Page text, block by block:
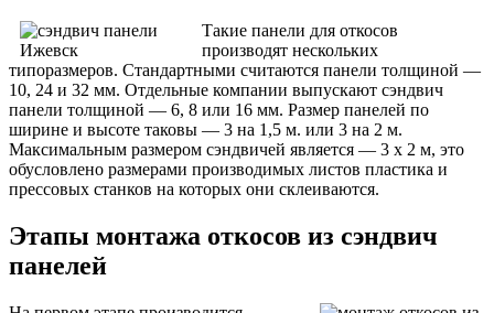
Такие панели для откосов
производят нескольких
типоразмеров. Стандартными считаются панели толщиной —
10, 24 и 32 мм. Отдельные компании выпускают сэндвич
панели толщиной — 6, 8 или 16 мм. Размер панелей по
ширине и высоте таковы — 3 на 1,5 м. или 3 на 2 м.
Максимальным размером сэндвичей является — 3 х 2 м, это
обусловлено размерами производимых листов пластика и
прессовых станков на которых они склеиваются.
Этапы монтажа откосов из сэндвич
панелей